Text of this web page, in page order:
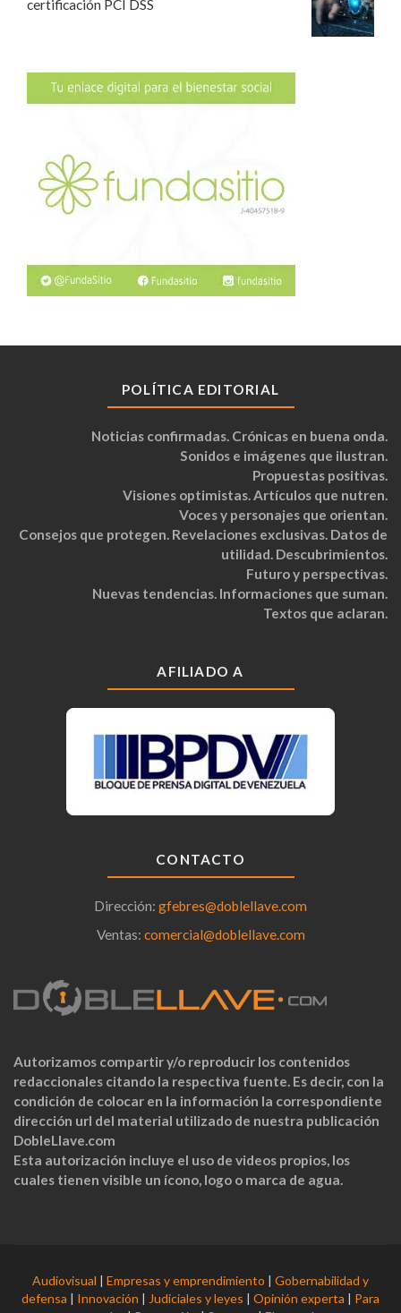
certificación PCI DSS
POLÍTICA EDITORIAL
Noticias confirmadas. Crónicas en buena onda.
Sonidos e imágenes que ilustran.
Propuestas positivas.
Visiones optimistas. Artículos que nutren.
Voces y personajes que orientan.
Consejos que protegen. Revelaciones exclusivas. Datos de
utilidad. Descubrimientos.
Futuro y perspectivas.
Nuevas tendencias. Informaciones que suman.
Textos que aclaran.
AFILIADO A
CONTACTO
Dirección: gfebres@doblellave.com
Ventas: comercial@doblellave.com
Autorizamos compartir y/o reproducir los contenidos
redaccionales citando la respectiva fuente. Es decir, con la
condición de colocar en la información la correspondiente
dirección url del material utilizado de nuestra publicación
DobleLlave.com
Esta autorización incluye el uso de videos propios, los
cuales tienen visible un ícono, logo o marca de agua.
Audiovisual | Empresas y emprendimiento | Gobernabilidad y
defensa | Innovación | Judiciales y leyes | Opinión experta | Para